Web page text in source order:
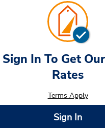
Sign In To Get
Rates
Terms Apply
Sign In
sur la succursale
au comptoir de Budget,
du service rapide
d’attente pour tous les